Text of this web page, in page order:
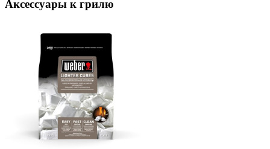
Аксессуары к грилю